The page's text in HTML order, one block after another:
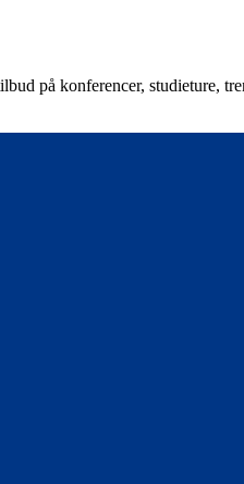
på konferencer, studieture,